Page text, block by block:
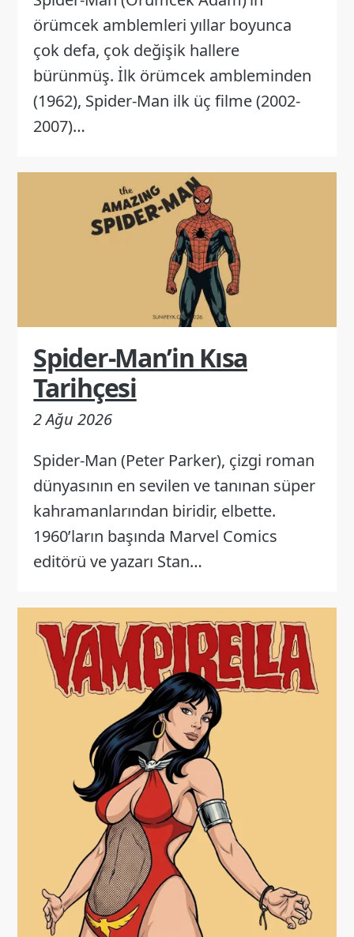
örümcek amblemleri yıllar boyunca
çok defa, çok değişik hallere
bürünmüş. İlk örümcek ambleminden
(1962), Spider-Man ilk üç filme (2002-
2007)…
Spider-Man’in Kısa
Tarihçesi
2 Ağu 2026
Spider-Man (Peter Parker), çizgi roman
dünyasının en sevilen ve tanınan süper
kahramanlarından biridir, elbette.
1960’ların başında Marvel Comics
editörü ve yazarı Stan…